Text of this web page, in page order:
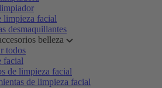
limpieza facial
desmaquillantes
belleza
todos
facial
de limpieza facial
de limpieza facial